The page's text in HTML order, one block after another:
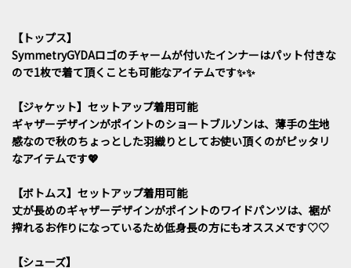
【トップス】
SymmetryGYDAロゴのチャームが付いたインナーはパット付きな
ので1枚で着て頂くことも可能なアイテムです✨️✨️
【ジャケット】セットアップ着用可能
ギャザーデザインがポイントのショートブルゾンは、薄手の生地
感なので秋のちょっとした羽織りとしてお使い頂くのがピッタリ
なアイテムです💖
【ボトムス】セットアップ着用可能
丈が長めのギャザーデザインがポイントのワイドパンツは、裾が
搾れるお作りになっているため低身長の方にもオススメです♡♡
【シューズ】